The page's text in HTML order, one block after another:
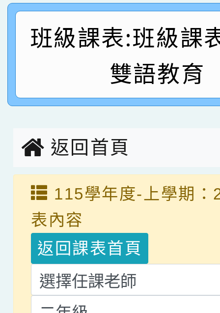
創客第三名。
賽 洪綺君教師榮獲社
名
倩參加桃園市科展 國
名 指導老師王老師、
賀！本校四年二班張O
園市英語競賽國小朗
指導老師林老師
賀！本校參加桃園市中
賽 劉文瑛教師榮獲教
賀！本校參與2026世
創客第三名。
班級課表:班級課
雙語教育
返回首頁
115學年度-上學期：
表內容
返回課表首頁